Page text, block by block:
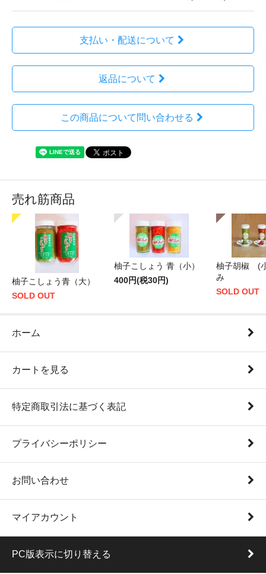
支払い・配送について
返品について
この商品について問い合わせる
売れ筋商品
柚子こしょう青（大）
SOLD OUT
柚子こしょう 青（小）
400円(税30円)
柚子胡椒 (
み
SOLD OUT
ホーム
カートを見る
特定商取引法に基づく表記
プライバシーポリシー
お問い合わせ
マイアカウント
PC版表示に切り替える